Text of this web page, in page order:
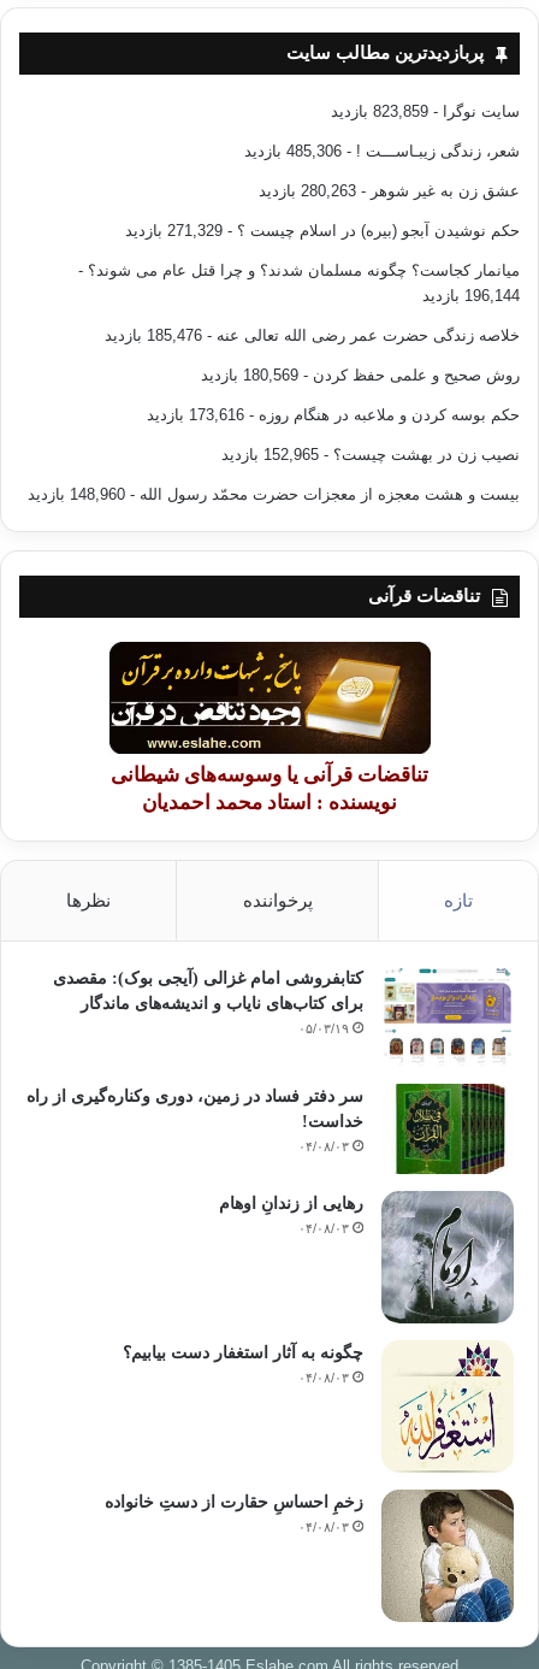
پربازدیدترین مطالب سایت
سایت نوگرا - 823,859 بازدید
شعر، زندگی زیبـاســـت ! - 485,306 بازدید
عشق زن به غیر شوهر - 280,263 بازدید
حکم نوشیدن آبجو (بیره) در اسلام چیست ؟ - 271,329 بازدید
میانمار کجاست؟ چگونه مسلمان شدند؟ و چرا قتل عام می شوند؟ -
196,144 بازدید
خلاصه زندگی حضرت عمر رضی الله تعالی عنه - 185,476 بازدید
روش صحیح و علمی حفظ کردن - 180,569 بازدید
حکم بوسه کردن و ملاعبه در هنگام روزه - 173,616 بازدید
نصیب زن در بهشت چیست؟ - 152,965 بازدید
بیست و هشت معجزه از معجزات حضرت محمّد رسول الله - 148,960 بازدید
تناقضات قرآنی
تناقضات قرآنی یا وسوسه‌های شیطانی
نویسنده : استاد محمد احمدیان
تازه پرخواننده نظرها
کتابفروشی امام غزالی (آیجی بوک): مقصدی
برای کتاب‌های نایاب و اندیشه‌های ماندگار
۰۵/۰۳/۱۹
سر دفتر فساد در زمین‌، دوری وکناره‌گیری از راه
خداست‌!
۰۴/۰۸/۰۳
رهایی از زندانِ اوهام
۰۴/۰۸/۰۳
چگونه به آثار استغفار دست بیابیم؟
۰۴/۰۸/۰۳
زخمِ احساسِ حقارت از دستِ خانواده
۰۴/۰۸/۰۳